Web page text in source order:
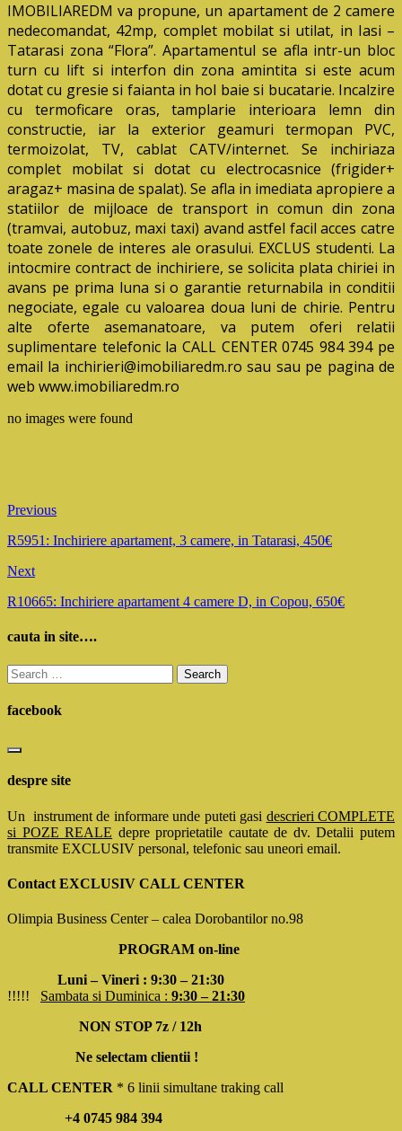
IMOBILIAREDM va propune, un apartament de 2 camere
nedecomandat, 42mp, complet mobilat si utilat, in Iasi –
Tatarasi zona “Flora”. Apartamentul se afla intr-un bloc
turn cu lift si interfon din zona amintita si este acum
dotat cu gresie si faianta in hol baie si bucatarie. Incalzire
cu termoficare oras, tamplarie interioara lemn din
constructie, iar la exterior geamuri termopan PVC,
termoizolat, TV, cablat CATV/internet. Se inchiriaza
complet mobilat si dotat cu electrocasnice (frigider+
aragaz+ masina de spalat). Se afla in imediata apropiere a
statiilor de mijloace de transport in comun din zona
(tramvai, autobuz, maxi taxi) avand astfel facil acces catre
toate zonele de interes ale orasului. EXCLUS studenti. La
intocmire contract de inchiriere, se solicita plata chiriei in
avans pe prima luna si o garantie returnabila in conditii
negociate, egale cu valoarea doua luni de chirie. Pentru
alte oferte asemanatoare, va putem oferi relatii
suplimentare telefonic la CALL CENTER 0745 984 394 pe
email la inchirieri@imobiliaredm.ro sau sau pe pagina de
web www.imobiliaredm.ro
no images were found
Previous
R5951: Inchiriere apartament, 3 camere, in Tatarasi, 450€
Next
R10665: Inchiriere apartament 4 camere D, in Copou, 650€
cauta in site….
Search
for:
facebook
despre site
Un instrument de informare unde puteti gasi descrieri COMPLETE
si POZE REALE depre proprietatile cautate de dv. Detalii putem
transmite EXCLUSIV personal, telefonic sau uneori email.
Contact EXCLUSIV CALL CENTER
Olimpia Business Center – calea Dorobantilor no.98
PROGRAM on-line
Luni – Vineri : 9:30 – 21:30
!!!!! Sambata si Duminica : 9:30 – 21:30
NON STOP 7z / 12h
Ne selectam clientii !
CALL CENTER * 6 linii simultane traking call
+4 0745 984 394